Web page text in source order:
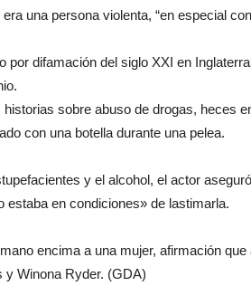
una persona violenta, “en especial
por difamación del siglo XXI en
sobre abuso de drogas, heces
con una botella durante una pelea.
y el alcohol, el actor
estaba en condiciones» de lastimarla.
encima a una mujer, afirmación
y Winona Ryder. (GDA)